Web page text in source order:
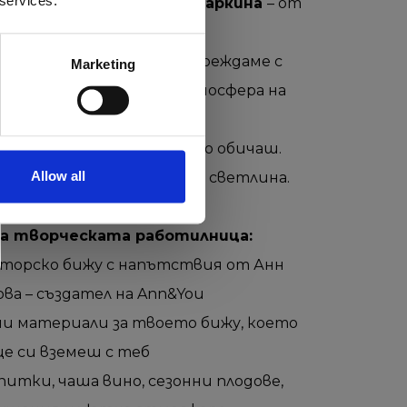
Marketing
Allow all
и естествени камъни.
и ще се зареждаме с
и прохладна атмосфера на
.
теб, или за някой, който обичаш.
заредено със смисъл и светлина.
творческата работилница:
бижу с напътствия от Анн
– създател на Ann&You
материали за твоето бижу, което
си вземеш с теб
чаша вино, сезонни плодове,